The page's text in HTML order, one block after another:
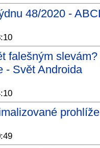
48/2020 -
falešným
- Svět Androida